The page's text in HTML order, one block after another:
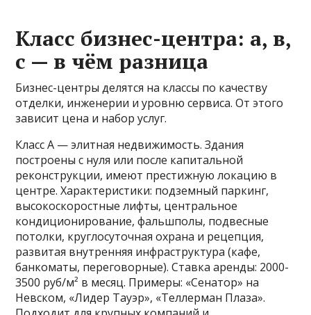
Класс бизнес-центра: а, в,
с — в чём разница
Бизнес-центры делятся на классы по качеству
отделки, инженерии и уровню сервиса. От этого
зависит цена и набор услуг.
Класс А — элитная недвижимость. Здания
построены с нуля или после капитальной
реконструкции, имеют престижную локацию в
центре. Характеристики: подземный паркинг,
высокоскоростные лифты, центральное
кондиционирование, фальшполы, подвесные
потолки, круглосуточная охрана и рецепция,
развитая внутренняя инфраструктура (кафе,
банкоматы, переговорные). Ставка аренды: 2000-
3500 руб/м² в месяц. Примеры: «Сенатор» на
Невском, «Лидер Тауэр», «Теллерман Плаза».